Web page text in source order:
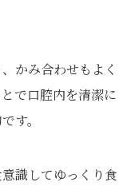
かみ合わせもよく
で口腔内を清潔に
す。
識してゆっくり食